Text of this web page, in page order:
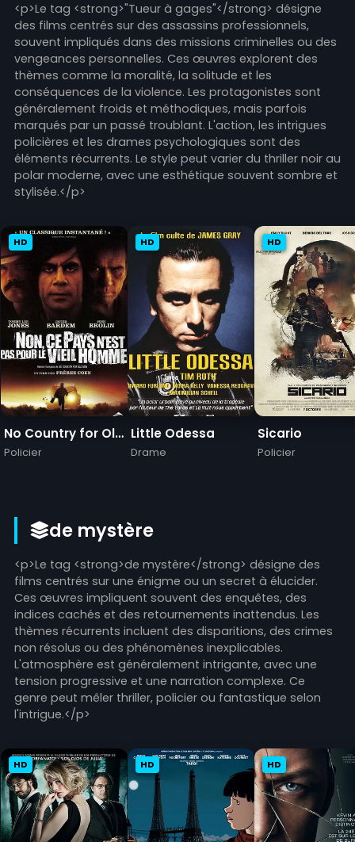
<p>Le tag <strong>"Tueur à gages"</strong> désigne
des films centrés sur des assassins professionnels,
souvent impliqués dans des missions criminelles ou des
vengeances personnelles. Ces œuvres explorent des
thèmes comme la moralité, la solitude et les
conséquences de la violence. Les protagonistes sont
généralement froids et méthodiques, mais parfois
marqués par un passé troublant. L'action, les intrigues
policières et les drames psychologiques sont des
éléments récurrents. Le style peut varier du thriller noir au
polar moderne, avec une esthétique souvent sombre et
stylisée.</p>
HD
No Country for Old Men - Non, ce pays n'est pas pour le vieil homme
Policier
HD
Little Odessa
Drame
HD
Sicario
Policier
de mystère
<p>Le tag <strong>de mystère</strong> désigne des
films centrés sur une énigme ou un secret à élucider.
Ces œuvres impliquent souvent des enquêtes, des
indices cachés et des retournements inattendus. Les
thèmes récurrents incluent des disparitions, des crimes
non résolus ou des phénomènes inexplicables.
L'atmosphère est généralement intrigante, avec une
tension progressive et une narration complexe. Ce
genre peut mêler thriller, policier ou fantastique selon
l'intrigue.</p>
HD HD HD